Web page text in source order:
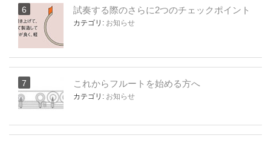
試奏する際のさらに2つのチェックポイント
カテゴリ: お知らせ
これからフルートを始める方へ
カテゴリ: お知らせ